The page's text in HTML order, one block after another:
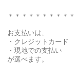
＊＊＊＊＊＊＊＊＊＊
お支払いは、
・クレジットカード
・現地での支払い
が選べます。